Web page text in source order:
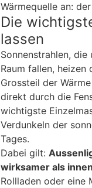
Wärmequelle an:
Die
lassen
Sonnenstrahlen,
Raum fallen, heizen
Grossteil der
direkt durch die
wichtigste
Verdunkeln der
Tages.
Dabei gilt:
wirksamer als
Rollladen oder eine